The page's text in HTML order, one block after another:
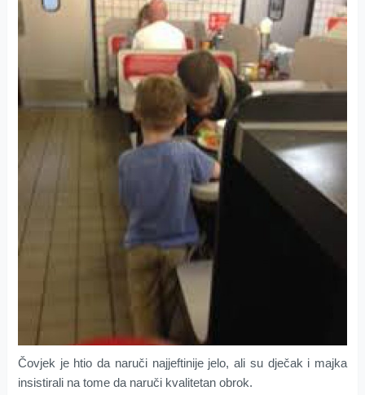
Čovjek je htio da naruči najjeftinije jelo, ali su dječak i majka
insistirali na tome da naruči kvalitetan obrok.